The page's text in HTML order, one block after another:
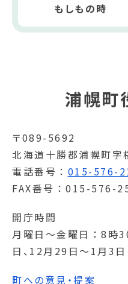
もしもの時
浦幌町
〒089-5692
北海道十勝郡浦幌町字
電話番号
015-576-
FAX番号
015-576-
開庁時間
月曜日～金曜日
8時
日、12月29日～1月3日
町への意見・提案